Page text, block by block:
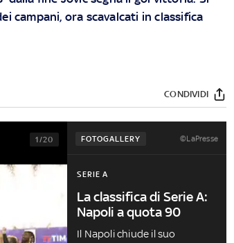
campani, ora scavalcati in classifica
CONDIVIDI
FOTOGALLERY ©LaPresse
1/20
SERIE A
La classifica di Serie A:
Napoli a quota 90
Il Napoli chiude il suo